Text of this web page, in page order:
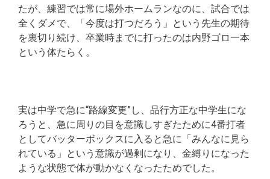
たが、練習では常に場外ホームランなのに、試合では
全くダメで、「今度は打つだろう」という先生の期待
を裏切り続け、卒業時までに打ったのは内野ゴロ一本
という体たらく。
実は中学で急に“路線変更”し、品行方正な中学生にな
ろうと、急に周りの目を意識しすぎたために4番打者
としてバッターボックスに入ると急に「みんなに見ら
れている」という意識が過剰になり、金縛りになった
ような状態で体が動かなくなったためでした。